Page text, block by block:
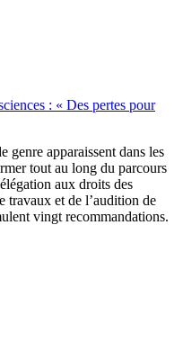
: « Des pertes pour
genre apparaissent dans les
tout au long du parcours
aux droits des
travaux et de l’audition de
vingt recommandations.